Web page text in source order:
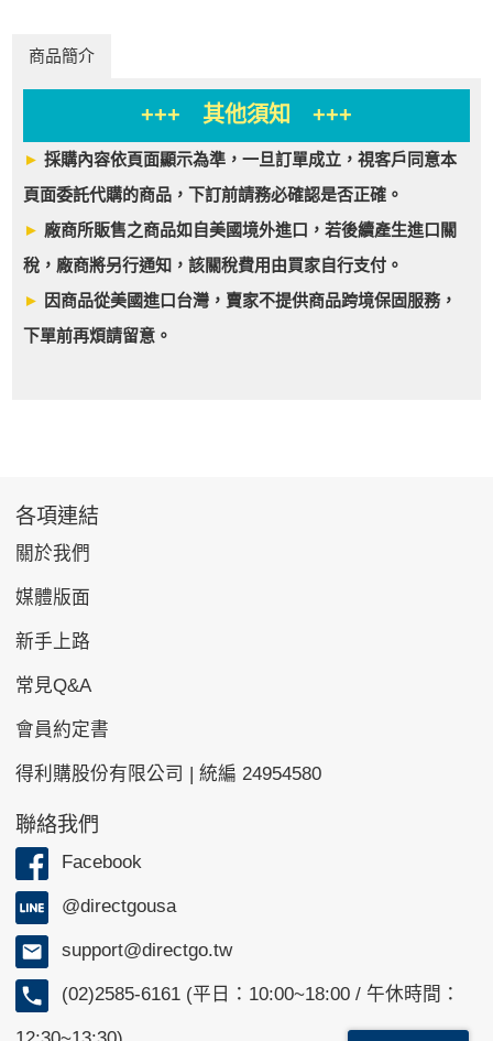
商品簡介
+++ 其他須知 +++
►採購內容依頁面顯示為準，一旦訂單成立，視客戶同意本
頁面委託代購的商品，下訂前請務必確認是否正確。
► 廠商所販售之商品如自美國境外進口，若後續產生進口關
稅，廠商將另行通知，該關稅費用由買家自行支付。
► 因商品從美國進口台灣，賣家不提供商品跨境保固服務，
下單前再煩請留意。
各項連結
關於我們
媒體版面
新手上路
常見Q&A
會員約定書
得利購股份有限公司 | 統編 24954580
聯絡我們
Facebook
@directgousa
support@directgo.tw
(02)2585-6161 (平日：10:00~18:00 / 午休時間：